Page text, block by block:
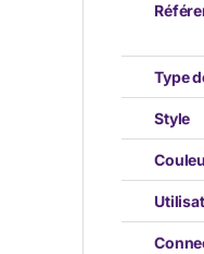
Type
Style